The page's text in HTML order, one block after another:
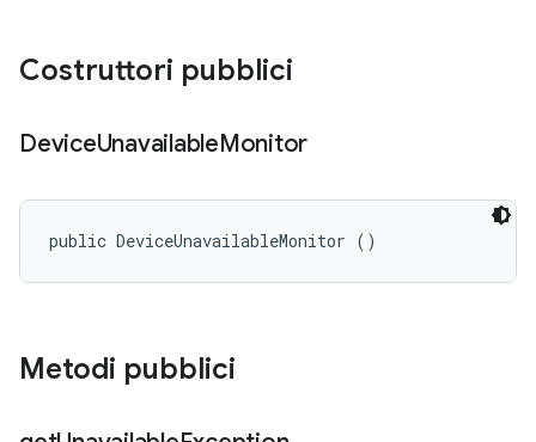
Costruttori pubblici
DeviceUnavailableMonitor
public DeviceUnavailableMonitor ()
Metodi pubblici